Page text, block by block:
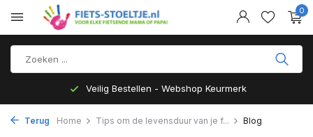
0
Veilig Bestellen - Webshop Keurmerk
Terug Home Tips om de levensduur van je f... Blog